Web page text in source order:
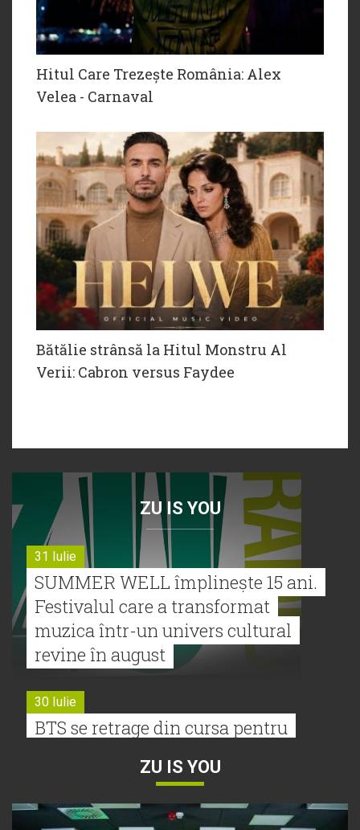
Hitul Care Trezește România: Alex
Velea - Carnaval
Bătălie strânsă la Hitul Monstru Al
Verii: Cabron versus Faydee
ZU IS YOU
31 Iulie
SUMMER WELL împlinește 15 ani.
Festivalul care a transformat
muzica într-un univers cultural
revine în august
30 Iulie
BTS se retrage din cursa pentru
Tyla a lansat un nou album:
ZU IS YOU